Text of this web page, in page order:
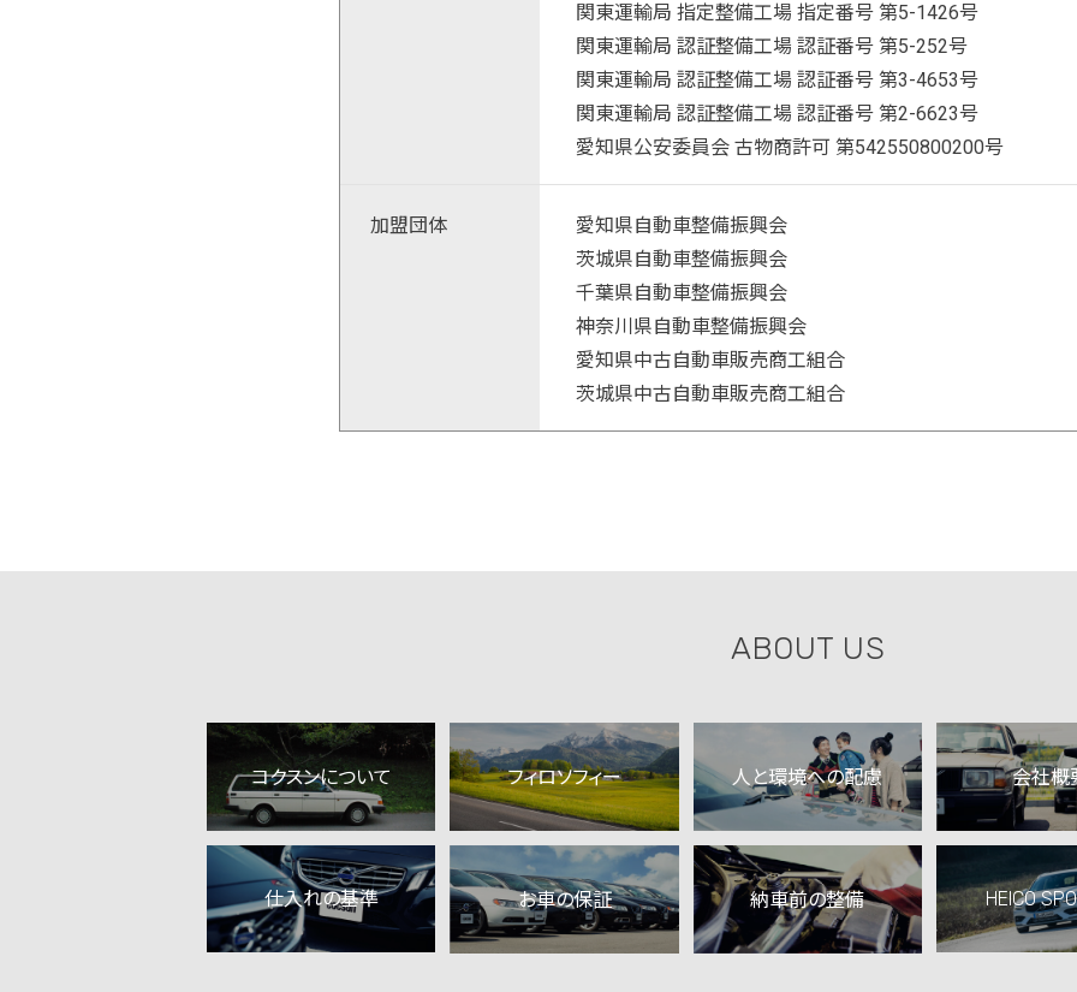
関東運輸局 指定整備工場 指定番号 第5-1426号
関東運輸局 認証整備工場 認証番号 第5-252号
関東運輸局 認証整備工場 認証番号 第3-4653号
関東運輸局 認証整備工場 認証番号 第2-6623号
愛知県公安委員会 古物商許可 第542550800200号
加盟団体
愛知県自動車整備振興会
茨城県自動車整備振興会
千葉県自動車整備振興会
神奈川県自動車整備振興会
愛知県中古自動車販売商工組合
茨城県中古自動車販売商工組合
ABOUT US
コクスンについて フィロソフィー 人と環境への配慮 会社概
仕入れの基準 お車の保証 納車前の整備 HEICO